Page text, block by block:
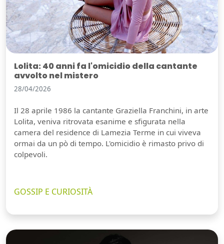
Lolita: 40 anni fa l'omicidio della cantante
avvolto nel mistero
28/04/2026
Il 28 aprile 1986 la cantante Graziella Franchini, in arte
Lolita, veniva ritrovata esanime e sfigurata nella
camera del residence di Lamezia Terme in cui viveva
ormai da un pò di tempo. L'omicidio è rimasto privo di
colpevoli.
GOSSIP E CURIOSITÀ